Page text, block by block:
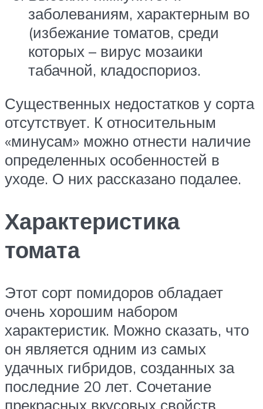
заболеваниям, характерным во
(избежание томатов, среди
которых – вирус мозаики
табачной, кладоспориоз.
Существенных недостатков у сорта
отсутствует. К относительным
«минусам» можно отнести наличие
определенных особенностей в
уходе. О них рассказано подалее.
Характеристика
томата
Этот сорт помидоров обладает
очень хорошим набором
характеристик. Можно сказать, что
он является одним из самых
удачных гибридов, созданных за
последние 20 лет. Сочетание
прекрасных вкусовых свойств